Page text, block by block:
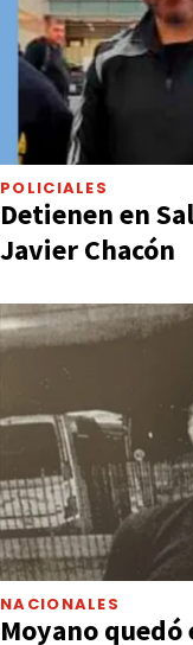
POLICIALES
Detienen en
Javier Chacón
NACIONALES
Moyano